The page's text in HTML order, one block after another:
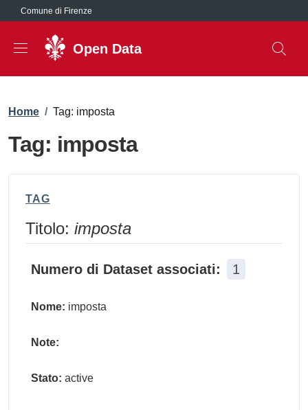
Salta al contenuto principale
Comune di Firenze
Open Data
Briciole di pane
Home / Tag: imposta
Tag: imposta
TAG
Titolo: imposta
Numero di Dataset associati: 1
Nome: imposta
Note:
Stato: active